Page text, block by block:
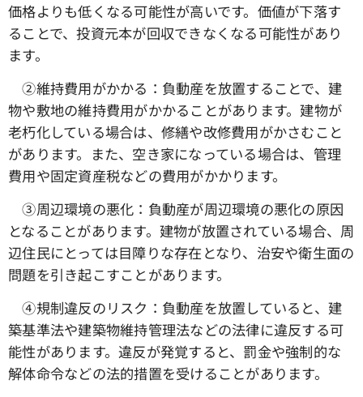
価格よりも低くなる可能性が高いです。価値が下落す
ることで、投資元本が回収できなくなる可能性があり
ます。
➁維持費用がかかる：負動産を放置することで、建
物や敷地の維持費用がかかることがあります。建物が
老朽化している場合は、修繕や改修費用がかさむこと
があります。また、空き家になっている場合は、管理
費用や固定資産税などの費用がかかります。
③周辺環境の悪化：負動産が周辺環境の悪化の原因
となることがあります。建物が放置されている場合、周
辺住民にとっては目障りな存在となり、治安や衛生面の
問題を引き起こすことがあります。
④規制違反のリスク：負動産を放置していると、建
築基準法や建築物維持管理法などの法律に違反する可
能性があります。違反が発覚すると、罰金や強制的な
解体命令などの法的措置を受けることがあります。